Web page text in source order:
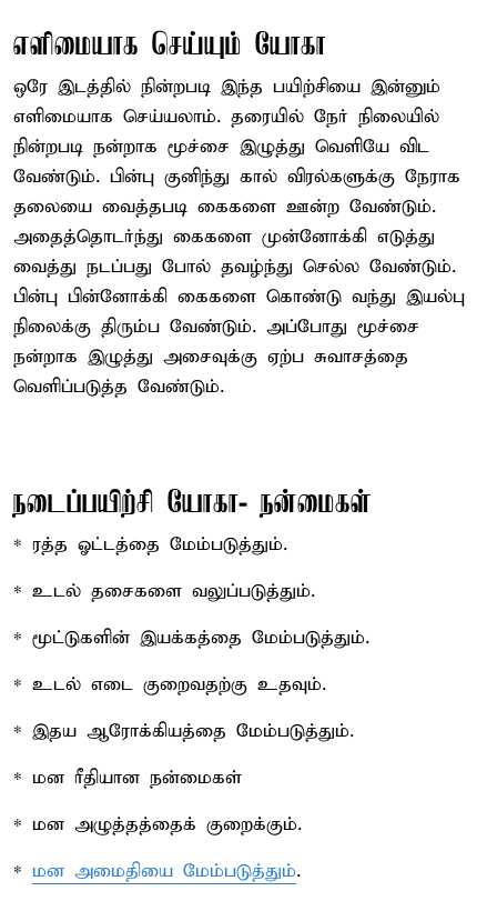
எளிமையாக செய்யும் யோகா
ஒரே இடத்தில் நின்றபடி இந்த பயிற்சியை இன்னும்
எளிமையாக செய்யலாம். தரையில் நேர் நிலையில்
நின்றபடி நன்றாக மூச்சை இழுத்து வெளியே விட
வேண்டும். பின்பு குனிந்து கால் விரல்களுக்கு நேராக
தலையை வைத்தபடி கைகளை ஊன்ற வேண்டும்.
அதைத்தொடர்ந்து கைகளை முன்னோக்கி எடுத்து
வைத்து நடப்பது போல் தவழ்ந்து செல்ல வேண்டும்.
பின்பு பின்னோக்கி கைகளை கொண்டு வந்து இயல்பு
நிலைக்கு திரும்ப வேண்டும். அப்போது மூச்சை
நன்றாக இழுத்து அசைவுக்கு ஏற்ப சுவாசத்தை
வெளிப்படுத்த வேண்டும்.
நடைப்பயிற்சி யோகா- நன்மைகள்
* ரத்த ஓட்டத்தை மேம்படுத்தும்.
* உடல் தசைகளை வலுப்படுத்தும்.
* மூட்டுகளின் இயக்கத்தை மேம்படுத்தும்.
* உடல் எடை குறைவதற்கு உதவும்.
* இதய ஆரோக்கியத்தை மேம்படுத்தும்.
* மன ரீதியான நன்மைகள்
* மன அழுத்தத்தைக் குறைக்கும்.
* மன அமைதியை மேம்படுத்தும்.